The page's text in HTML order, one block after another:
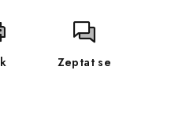
Zeptat se